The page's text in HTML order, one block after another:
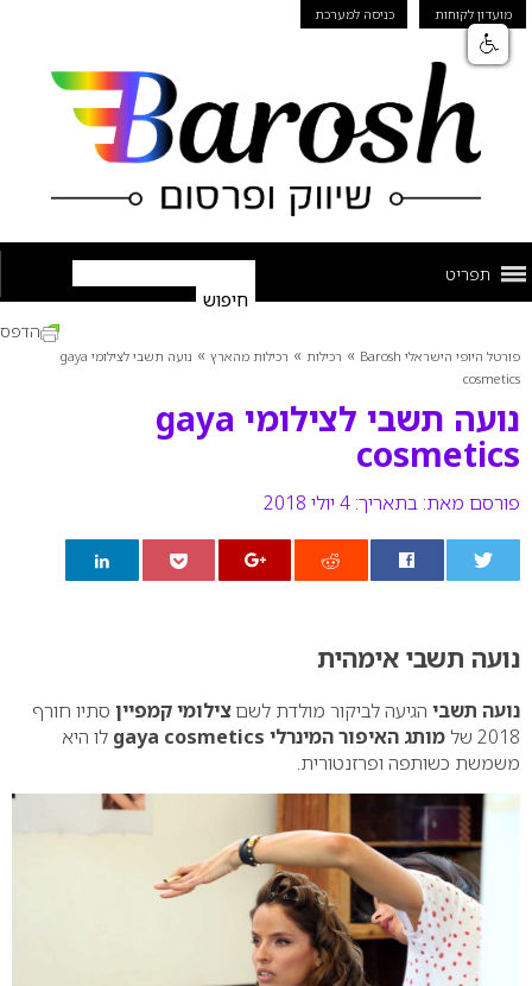
מועדון לקוחות כניסה למערכת
תפריט
פורטל היופי הישראלי Barosh » רכילות » רכילות מהארץ »
נועה תשבי לצילומי gaya
cosmetics
נועה תשבי לצילומי gaya
cosmetics
פורסם מאת: בתאריך: 4 יולי 2018
הדפס
נועה תשבי אימהית
נועה תשבי הגיעה לביקור מולדת לשםצילומי קמפיין סתיו חורף
2018 של
מותג האיפור המינרלי gaya cosmetics לו היא
משמשת כשותפה ופרזנטורית.